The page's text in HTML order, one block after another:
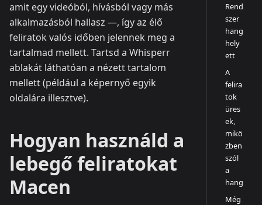
amit egy videóból, hívásból vagy más
alkalmazásból hallasz —, így az élő
feliratok valós időben jelennek meg a
tartalmad mellett. Tartsd a Whisperr
ablakát láthatóan a nézett tartalom
mellett (például a képernyő egyik
oldalára illesztve).
Hogyan használd a
lebegő feliratokat
Macen
Rend
szer
hang
hely
ett
A
felira
tok
üres
ek,
mikö
zben
szól
a
hang
Még